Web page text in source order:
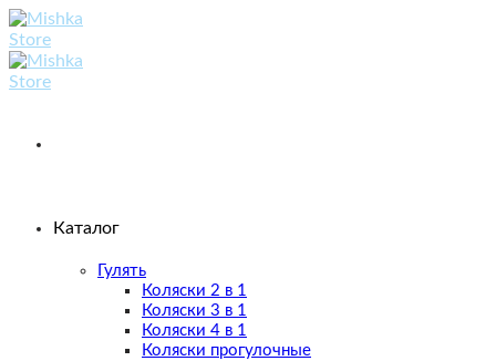
Skip
to
content
Каталог
Гулять
Коляски 2 в 1
Коляски 3 в 1
Коляски 4 в 1
Коляски прогулочные